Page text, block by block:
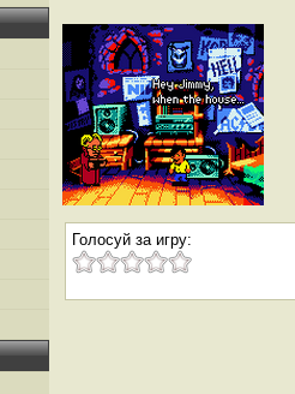
Голосуй за игру: